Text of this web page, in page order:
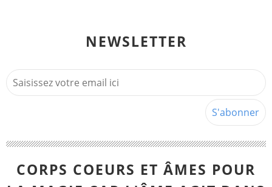
NEWSLETTER
CORPS COEURS ET ÂMES POUR